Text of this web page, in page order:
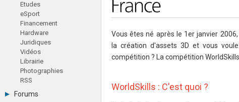
Middlewares (15)
Prestataires (99)
Assoc. / Syndicats (21)
Formations / Ecoles (46)
Presse spécialisée (17)
Etudes
eSport
Financement
Hardware
Juridiques
Vidéos
Librairie
Photographies
RSS
Forums
Vous êtes né après le 1er janvier
la création d'assets 3D et vous
compétition ? La compétition
WorldSkills : C'est quoi ?